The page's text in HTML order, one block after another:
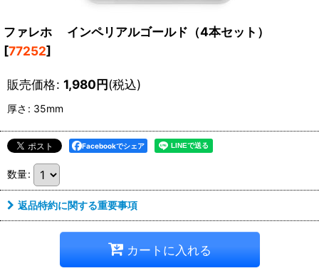
ファレホ インペリアルゴールド（4本セット）
[77252]
販売価格: 1,980円(税込)
厚さ : 35mm
Facebookでシェア
数量:
返品特約に関する重要事項
カートに入れる